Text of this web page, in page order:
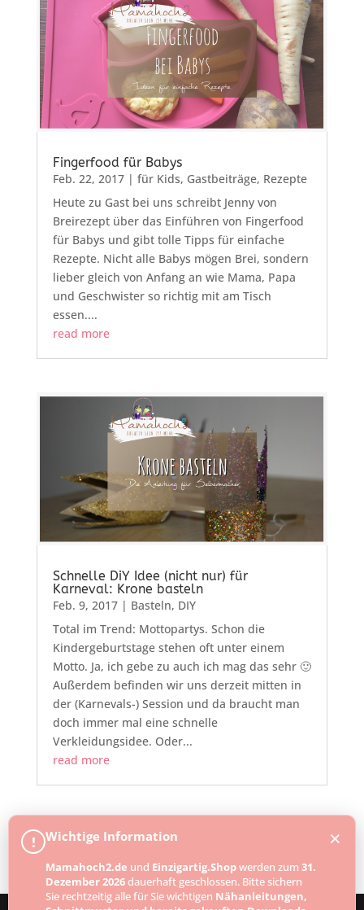
Fingerfood für Babys
Feb. 22, 2017| für Kids, Gastbeiträge, Rezepte
Heute zu Gast bei uns schreibt Jenny von
Breirezept über das Einführen von Fingerfood
für Babys und gibt tolle Tipps für einfache
Rezepte. Nicht alle Babys mögen Brei, sondern
lieber gleich von Anfang an wie Mama, Papa
und Geschwister so richtig mit am Tisch
essen....
read more
Schnelle DiY Idee (nicht nur) für
Karneval: Krone basteln
Feb. 9, 2017| Basteln, DIY
Total im Trend: Mottopartys. Schon die
Kindergeburtstage stehen oft unter einem
Motto. Ja, ich gebe zu auch ich mag das sehr 🙂
Außerdem befinden wir uns derzeit mitten in
der (Karnevals-) Session und da braucht man
doch immer mal eine schnelle
Verkleidungsidee. Oder...
read more
« Older Entries Next Entries »
! Wichtige Information
Mamahoch2.de und Einzigartig.Shopwerden zum 31.
Dezember 2026dauerhaft geschlossen. Bitte sichern
Sie rechtzeitig alle für Sie wichtigen Nähanleitungen,
×